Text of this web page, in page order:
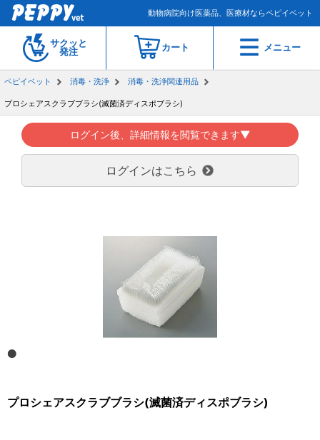
動物病院向け医薬品、医療材ならペピイベット
サクッと
発注
カート メニュー
ペピイベット 消毒・洗浄 消毒・洗浄関連用品
プロシェアスクラブブラシ(滅菌済ディスポブラシ)
ログイン後、詳細情報を閲覧できます▼
ログインはこちら
プロシェアスクラブブラシ(滅菌済ディスポブラシ)